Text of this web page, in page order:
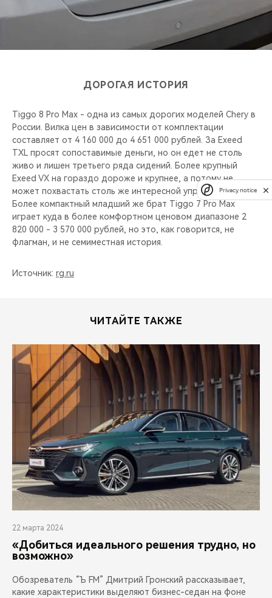
ДОРОГАЯ ИСТОРИЯ
Tiggo 8 Pro Max - одна из самых дорогих моделей Chery в
России. Вилка цен в зависимости от комплектации
составляет от 4 160 000 до 4 651 000 рублей. За Exeed
TXL просят сопоставимые деньги, но он едет не столь
живо и лишен третьего ряда сидений. Более крупный
Exeed VX на гораздо дороже и крупнее, а потому не
может похвастать столь же интересной управляемостью.
Более компактный младший же брат Tiggo 7 Pro Max
играет куда в более комфортном ценовом диапазоне 2
820 000 - 3 570 000 рублей, но это, как говорится, не
флагман, и не семиместная история.
Источник: rg.ru
ЧИТАЙТЕ ТАКЖЕ
22 марта 2024
«Добиться идеального решения трудно, но
возможно»
Обозреватель “Ъ FM” Дмитрий Гронский рассказывает,
какие характеристики выделяют бизнес-седан на фоне
Privacy notice